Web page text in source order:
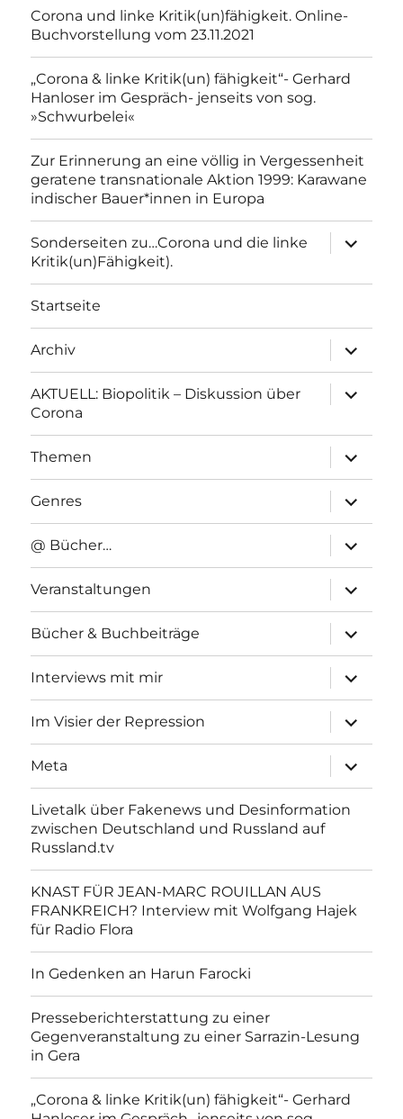
Corona und linke Kritik(un)fähigkeit. Online-
Buchvorstellung vom 23.11.2021
„Corona & linke Kritik(un) fähigkeit“- Gerhard
Hanloser im Gespräch- jenseits von sog.
»Schwurbelei«
Zur Erinnerung an eine völlig in Vergessenheit
geratene transnationale Aktion 1999: Karawane
indischer Bauer*innen in Europa
Sonderseiten zu…Corona und die linke
Kritik(un)Fähigkeit).
anzeigen
Startseite
Archiv
anzeigen
AKTUELL: Biopolitik – Diskussion über
Corona
anzeigen
Themen
anzeigen
Genres
anzeigen
@ Bücher…
anzeigen
Veranstaltungen
anzeigen
Bücher & Buchbeiträge
anzeigen
Interviews mit mir
anzeigen
Im Visier der Repression
anzeigen
Meta
anzeigen
Livetalk über Fakenews und Desinformation
zwischen Deutschland und Russland auf
Russland.tv
KNAST FÜR JEAN-MARC ROUILLAN AUS
FRANKREICH? Interview mit Wolfgang Hajek
für Radio Flora
In Gedenken an Harun Farocki
Presseberichterstattung zu einer
Gegenveranstaltung zu einer Sarrazin-Lesung
in Gera
„Corona & linke Kritik(un) fähigkeit“- Gerhard